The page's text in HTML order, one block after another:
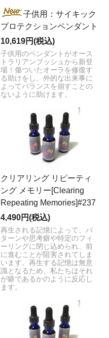
子供用：サイキック
プロテクションペンダント
10,619円(税込)
子供用のペンダントがオース
トラリアンブッシュから新登
場！傷ついたオーラを修復す
る助けをし、外的な出来事に
よってバランスを崩すことの
ないように助けます。
クリアリング リピーティ
ング メモリー[Clearing
Repeating Memories]#237
4,490円(税込)
再生される記憶によって、パ
ターンや思考癖や特定のフィ
ーリングに閉じ込められ、前
に進むことが阻害されてしま
います。再生する記憶は無意
識となるため、私たちはそれ
が癖であるかのように反応し
ます。